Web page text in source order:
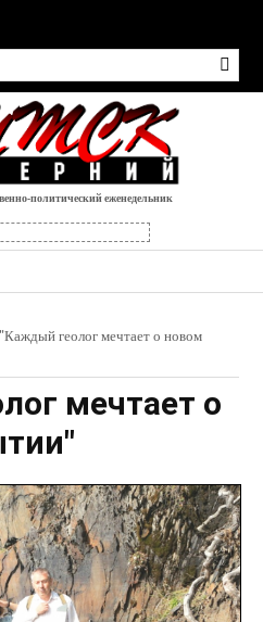
политический еженедельник
геолог мечтает о новом
мечтает о